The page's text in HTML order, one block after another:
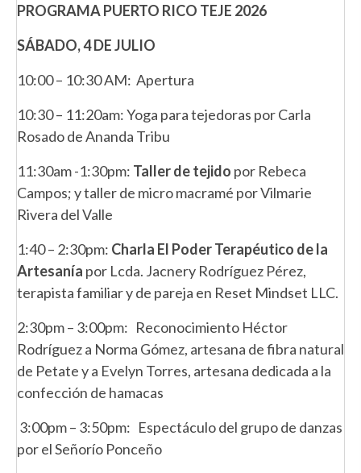
PROGRAMA PUERTO RICO TEJE 2026
SÁBADO, 4 DE JULIO
10:00 – 10:30 AM: Apertura
10:30 – 11:20am: Yoga para tejedoras por Carla
Rosado de Ananda Tribu
11:30am -1:30pm: Taller de tejido por Rebeca
Campos; y taller de micro macramé por Vilmarie
Rivera del Valle
1:40 – 2:30pm: Charla El Poder Terapéutico de la
Artesanía por Lcda. Jacnery Rodríguez Pérez,
terapista familiar y de pareja en Reset Mindset LLC.
2:30pm – 3:00pm: Reconocimiento Héctor
Rodríguez a Norma Gómez, artesana de fibra natural
de Petate y a Evelyn Torres, artesana dedicada a la
confección de hamacas
3:00pm – 3:50pm: Espectáculo del grupo de danzas
por el Señorío Ponceño